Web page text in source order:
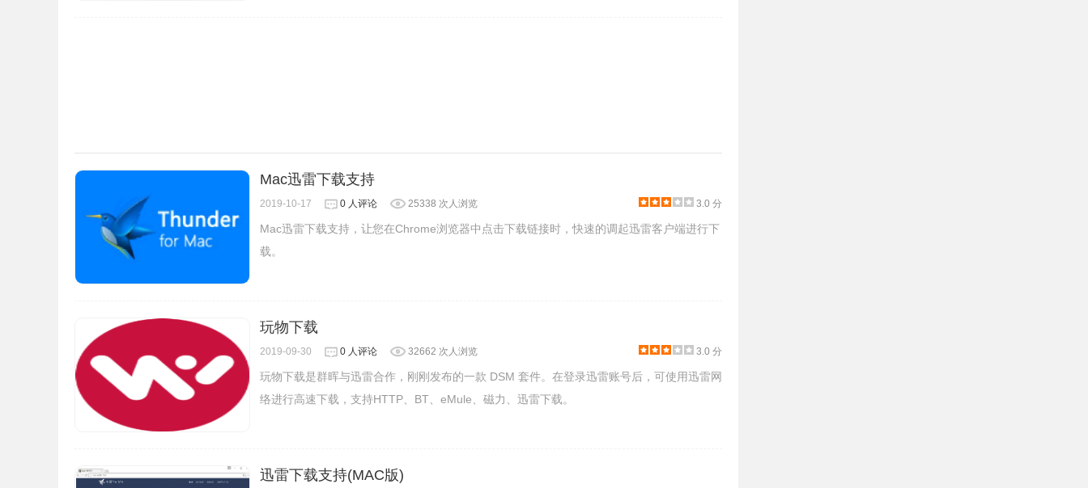
Folx 丰富的下载管理与其它自定义选项也让你管理下载文件变得更加得心应手。
Mac迅雷下载支持
2019-10-17 0 人评论 25338 次人浏览 3.0 分
Mac迅雷下载支持，让您在Chrome浏览器中点击下载链接时，快速的调起迅雷客户端进行下
载。
玩物下载
2019-09-30 0 人评论 32662 次人浏览 3.0 分
玩物下载是群晖与迅雷合作，刚刚发布的一款 DSM 套件。在登录迅雷账号后，可使用迅雷网
络进行高速下载，支持HTTP、BT、eMule、磁力、迅雷下载。
迅雷下载支持(MAC版)